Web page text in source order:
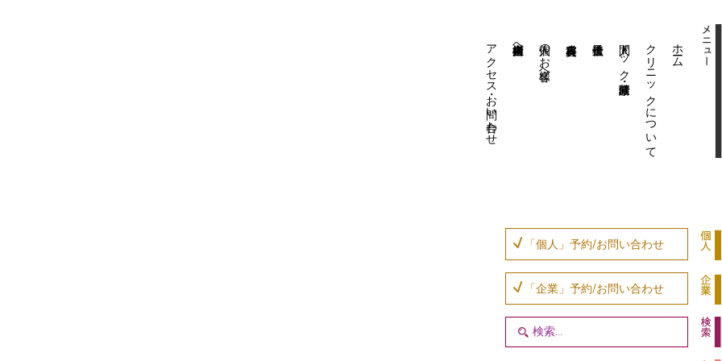
アクセス・お問い合わせ 企業内担当者様へ 個人のお客様へ 人間ドック・健康診断 クリニックについて ホーム
「個人」予約/お問い合わせ
「企業」予約/お問い合わせ